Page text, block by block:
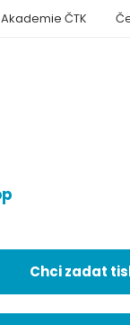
Akademie ČTK
Chci zadat